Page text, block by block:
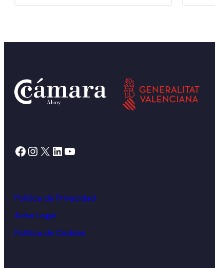
Facebook Instagram X LinkedIn YouTube
Política de Privacidad
Aviso Legal
Política de Cookies